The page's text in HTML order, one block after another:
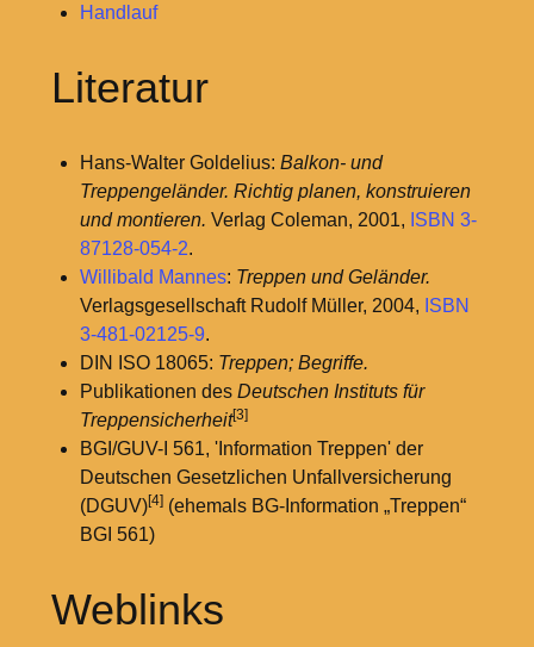
Handlauf
Literatur
Hans-Walter Goldelius: Balkon- und
Treppengeländer. Richtig planen, konstruieren
und montieren. Verlag Coleman, 2001, ISBN 3-
87128-054-2.
Willibald Mannes: Treppen und Geländer.
Verlagsgesellschaft Rudolf Müller, 2004, ISBN
3-481-02125-9.
DIN ISO 18065: Treppen; Begriffe.
Publikationen des Deutschen Instituts für
Treppensicherheit[3]
BGI/GUV-I 561, 'Information Treppen' der
Deutschen Gesetzlichen Unfallversicherung
(DGUV)[4](ehemals BG-Information „Treppen“
BGI 561)
Weblinks